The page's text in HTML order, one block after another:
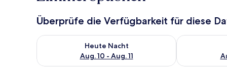
Überprüfe die Verfügbarkeit für diese
Heute Nacht
Aug. 10 - Aug. 11
Überprüfe die Verfügbarkeit für heute Nacht, Aug. 10
Überprüfe